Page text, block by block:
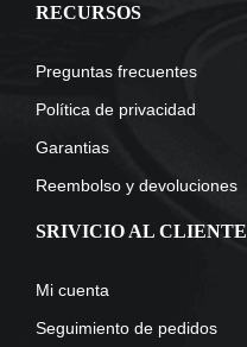
RECURSOS
Preguntas frecuentes
Política de privacidad
Garantias
Reembolso y devoluciones
SRIVICIO AL CLIENTE
Mi cuenta
Seguimiento de pedidos